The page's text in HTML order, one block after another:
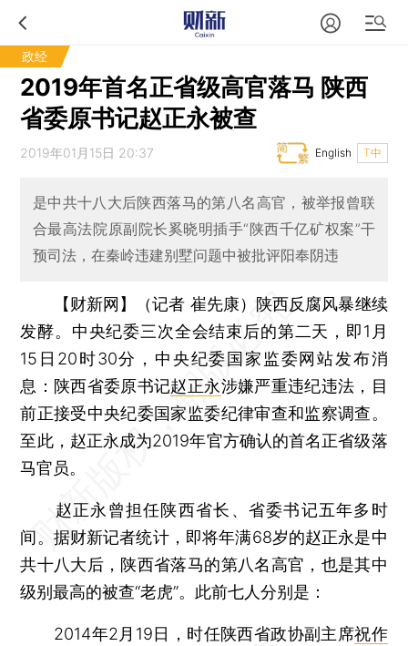
政经
2019年首名正省级高官落马 陕西
省委原书记赵正永被查
2019年01月15日 20:37 T中
English
是中共十八大后陕西落马的第八名高官，被举报曾联
合最高法院原副院长奚晓明插手“陕西千亿矿权案”干
预司法，在秦岭违建别墅问题中被批评阳奉阴违
【财新网】（记者 崔先康） 陕西反腐风暴继续
发酵。中央纪委三次全会结束后的第二天，即1月
15日20时30分，中央纪委国家监委网站发布消
息：陕西省委原书记赵正永涉嫌严重违纪违法，目
前正接受中央纪委国家监委纪律审查和监察调查。
至此，赵正永成为2019年官方确认的首名正省级落
马官员。
赵正永曾担任陕西省长、省委书记五年多时
间。据财新记者统计，即将年满68岁的赵正永是中
共十八大后，陕西省落马的第八名高官，也是其中
级别最高的被查“老虎”。此前七人分别是：
2014年2月19日，时任陕西省政协副主席祝作